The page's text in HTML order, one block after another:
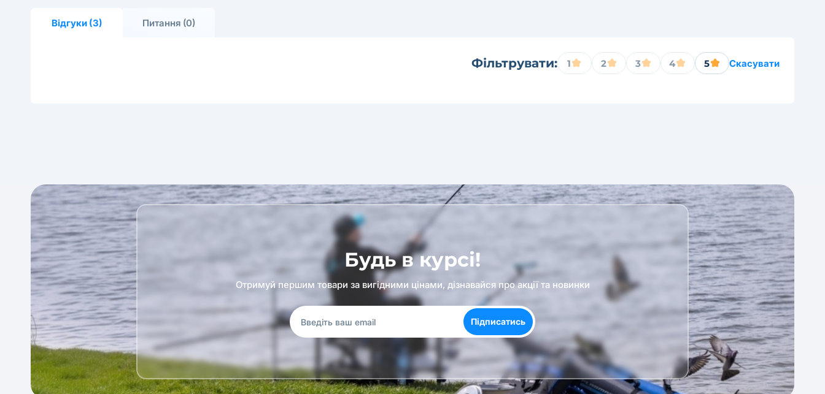
Відгуки (3) Питання (0)
Фільтрувати: 1 2 3 4 5 Скасувати
Будь в курсі!
Отримуй першим товари за вигідними цінами, дізнавайся про акції та новинки
Підписатись